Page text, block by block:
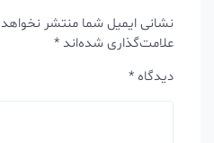
نشانی ایمیل شما منتشر نخواهد شد.
علامت‌گذاری شده‌اند*
دیدگاه*